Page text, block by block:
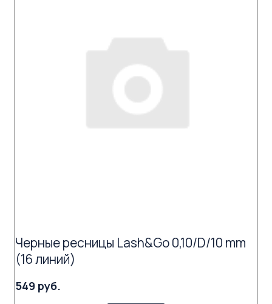
Черные ресницы Lash&Go 0,10/D/10 mm
(16 линий)
549 руб.